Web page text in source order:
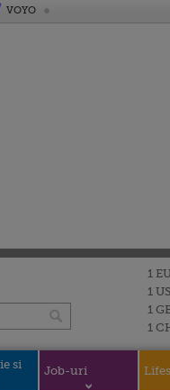
VOYO
1
1
1
1
si
Job-uri